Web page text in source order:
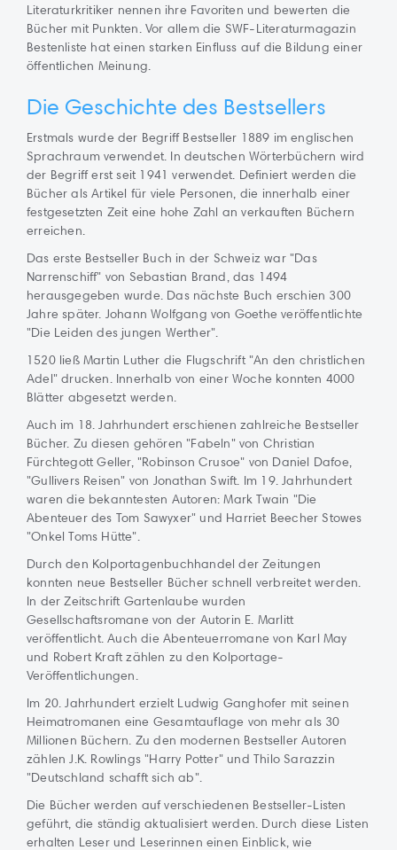
Literaturkritiker nennen ihre Favoriten und bewerten die
Bücher mit Punkten. Vor allem die SWF-Literaturmagazin
Bestenliste hat einen starken Einfluss auf die Bildung einer
öffentlichen Meinung.
Die Geschichte des Bestsellers
Erstmals wurde der Begriff Bestseller 1889 im englischen
Sprachraum verwendet. In deutschen Wörterbüchern wird
der Begriff erst seit 1941 verwendet. Definiert werden die
Bücher als Artikel für viele Personen, die innerhalb einer
festgesetzten Zeit eine hohe Zahl an verkauften Büchern
erreichen.
Das erste Bestseller Buch in der Schweiz war "Das
Narrenschiff" von Sebastian Brand, das 1494
herausgegeben wurde. Das nächste Buch erschien 300
Jahre später. Johann Wolfgang von Goethe veröffentlichte
"Die Leiden des jungen Werther".
1520 ließ Martin Luther die Flugschrift "An den christlichen
Adel" drucken. Innerhalb von einer Woche konnten 4000
Blätter abgesetzt werden.
Auch im 18. Jahrhundert erschienen zahlreiche Bestseller
Bücher. Zu diesen gehören "Fabeln" von Christian
Fürchtegott Geller, "Robinson Crusoe" von Daniel Dafoe,
"Gullivers Reisen" von Jonathan Swift. Im 19. Jahrhundert
waren die bekanntesten Autoren: Mark Twain "Die
Abenteuer des Tom Sawyxer" und Harriet Beecher Stowes
"Onkel Toms Hütte".
Durch den Kolportagenbuchhandel der Zeitungen
konnten neue Bestseller Bücher schnell verbreitet werden.
In der Zeitschrift Gartenlaube wurden
Gesellschaftsromane von der Autorin E. Marlitt
veröffentlicht. Auch die Abenteuerromane von Karl May
und Robert Kraft zählen zu den Kolportage-
Veröffentlichungen.
Im 20. Jahrhundert erzielt Ludwig Ganghofer mit seinen
Heimatromanen eine Gesamtauflage von mehr als 30
Millionen Büchern. Zu den modernen Bestseller Autoren
zählen J.K. Rowlings "Harry Potter" und Thilo Sarazzin
"Deutschland schafft sich ab".
Die Bücher werden auf verschiedenen Bestseller-Listen
geführt, die ständig aktualisiert werden. Durch diese Listen
erhalten Leser und Leserinnen einen Einblick, wie